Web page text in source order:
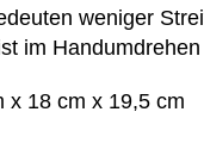
weniger
im
x 18 cm x 19,5 cm